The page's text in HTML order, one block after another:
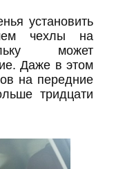
установить
чехлы на
может
Даже в этом
на передние
тридцати